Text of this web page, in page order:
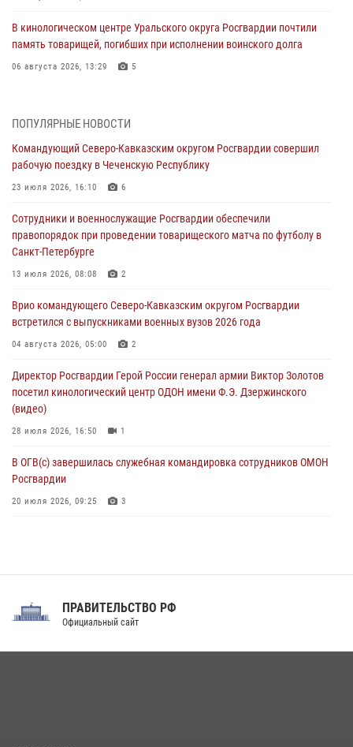
В кинологическом центре Уральского округа Росгвардии почтили
память товарищей, погибших при исполнении воинского долга
06 августа 2026, 13:29 5
Росгвардейцы задержали мужчину, открывшего стрельбу в
Подмосковье (видео)
Росгвардейцы провели выставку вооружения для участников сбора
«Гвардеец» в Пензе (видео)
06 августа 2026, 12:00
В Курске росгвардейцы приняли участие в митинге, посвященном
второй годовщине вторжения ВСУ на территорию области
06 августа 2026, 11:56 4
В Санкт-Петербурге наряд Росгвардии задержал правонарушителя,
угрожавшего подростку травматическим пистолетом
06 августа 2026, 11:33
ПОПУЛЯРНЫЕ НОВОСТИ
Командующий Северо-Кавказским округом Росгвардии совершил
рабочую поездку в Чеченскую Республику
23 июля 2026, 16:10 6
Сотрудники и военнослужащие Росгвардии обеспечили
правопорядок при проведении товарищеского матча по футболу в
Санкт-Петербурге
13 июля 2026, 08:08 2
Врио командующего Северо-Кавказским округом Росгвардии
встретился с выпускниками военных вузов 2026 года
04 августа 2026, 05:00 2
Директор Росгвардии Герой России генерал армии Виктор Золотов
посетил кинологический центр ОДОН имени Ф.Э. Дзержинского
(видео)
28 июля 2026, 16:50 1
В ОГВ(с) завершилась служебная командировка сотрудников ОМОН
Росгвардии
20 июля 2026, 09:25 3
Праздник «Один день с Росгвардией» к 105-летию Центрального
ПРАВИТЕЛЬСТВО РФ
Официальный сайт